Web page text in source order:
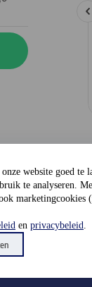
website goed te
te analyseren.
marketingcookies
en privacybeleid.